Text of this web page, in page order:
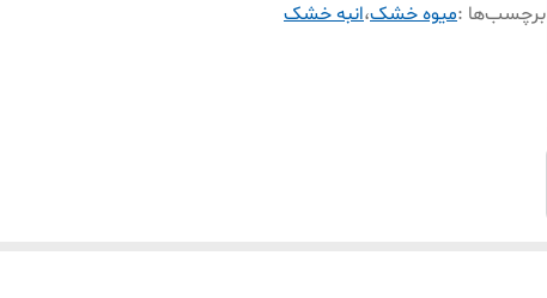
برچسب‌ها :میوه خشک،انبه خشک